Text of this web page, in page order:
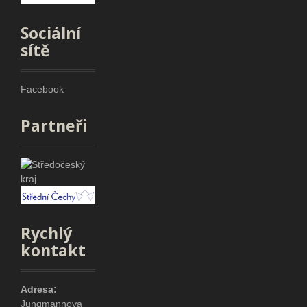
Sociální
sítě
Facebook
Partneři
Rychlý
kontakt
Adresa:
Jungmannova